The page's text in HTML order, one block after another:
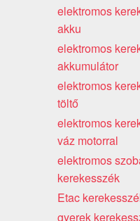
elektromos
akku
elektromos
akkumulátor
elektromos
töltő
elektromos
váz motorral
elektromos
kerekesszék
Etac
gyerek